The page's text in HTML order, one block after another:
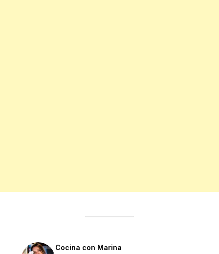
Cocina con Marina